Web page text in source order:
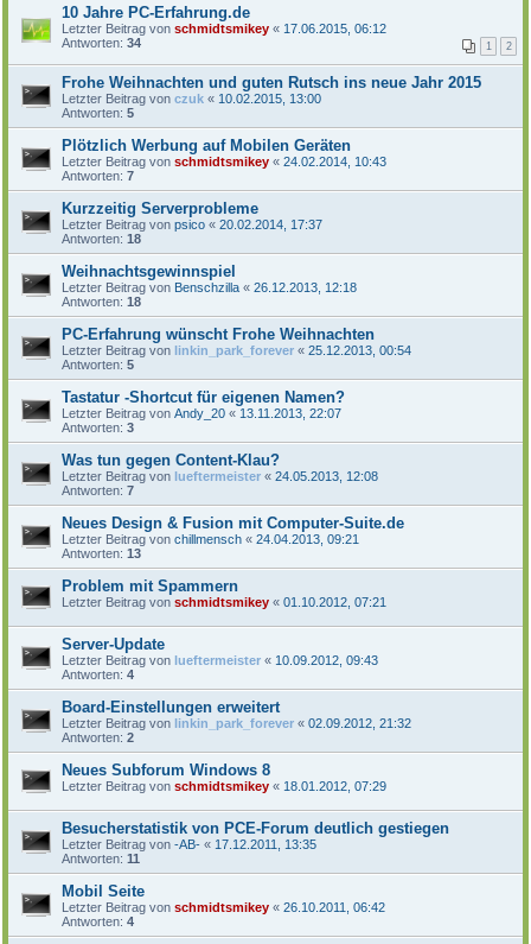
10 Jahre PC-Erfahrung.de
Letzter Beitrag von schmidtsmikey « 17.06.2015, 06:12
Antworten: 34 1 2
Frohe Weihnachten und guten Rutsch ins neue Jahr 2015
Letzter Beitrag von czuk « 10.02.2015, 13:00
Antworten: 5
Plötzlich Werbung auf Mobilen Geräten
Letzter Beitrag von schmidtsmikey « 24.02.2014, 10:43
Antworten: 7
Kurzzeitig Serverprobleme
Letzter Beitrag von psico « 20.02.2014, 17:37
Antworten: 18
Weihnachtsgewinnspiel
Letzter Beitrag von Benschzilla « 26.12.2013, 12:18
Antworten: 18
PC-Erfahrung wünscht Frohe Weihnachten
Letzter Beitrag von linkin_park_forever « 25.12.2013, 00:54
Antworten: 5
Tastatur -Shortcut für eigenen Namen?
Letzter Beitrag von Andy_20 « 13.11.2013, 22:07
Antworten: 3
Was tun gegen Content-Klau?
Letzter Beitrag von lueftermeister « 24.05.2013, 12:08
Antworten: 7
Neues Design & Fusion mit Computer-Suite.de
Letzter Beitrag von chillmensch « 24.04.2013, 09:21
Antworten: 13
Problem mit Spammern
Letzter Beitrag von schmidtsmikey « 01.10.2012, 07:21
Server-Update
Letzter Beitrag von lueftermeister « 10.09.2012, 09:43
Antworten: 4
Board-Einstellungen erweitert
Letzter Beitrag von linkin_park_forever « 02.09.2012, 21:32
Antworten: 2
Neues Subforum Windows 8
Letzter Beitrag von schmidtsmikey « 18.01.2012, 07:29
Besucherstatistik von PCE-Forum deutlich gestiegen
Letzter Beitrag von -AB- « 17.12.2011, 13:35
Antworten: 11
Mobil Seite
Letzter Beitrag von schmidtsmikey « 26.10.2011, 06:42
Antworten: 4